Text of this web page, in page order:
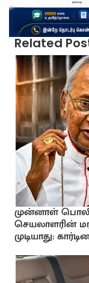
Related
முன்னாள்
முடியாது: